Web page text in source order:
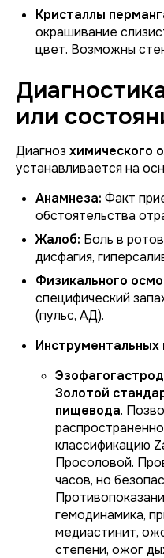
Кристаллы
окрашивание
цвет. Возможны
или
Диагноз химического
устанавливается на
Анамнеза: Факт
обстоятельства
Жалоб: Боль в
дисфагия,
Физикального
специфический
(пульс, АД).
Золотой
пищевода.
классификацию
Просоловой.
часов, но
гемодинамика,
медиастинит,
степени, ожог